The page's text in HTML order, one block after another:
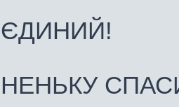
ЄДИНИЙ!
НЕНЬКУ